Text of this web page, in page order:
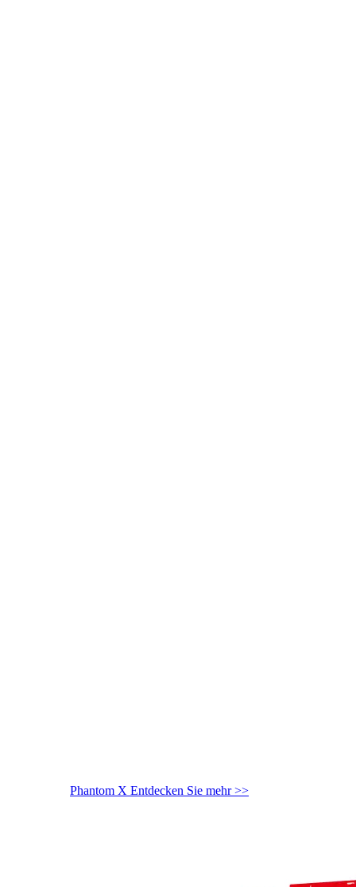
Phantom X Entdecken Sie mehr >>